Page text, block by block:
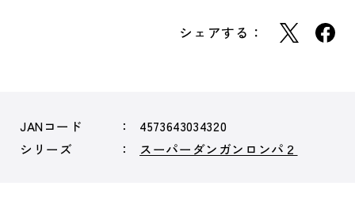
シェアする：
JANコード
4573643034320
シリーズ
スーパーダンガンロンパ２